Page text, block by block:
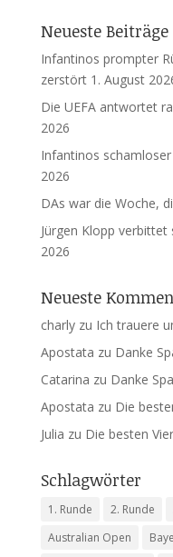
Neueste Beiträge
Infantinos prompter
zerstört 1. August
Die UEFA antwortet
2026
Infantinos
2026
DAs war die Woche,
Jürgen Klopp verbittet
2026
Neueste
charlyzu Ich trauere
Apostata zu Danke
Catarina zu Danke
Apostata zu Die
Julia zu Die besten
Schlagwörter
1. Runde 2. Runde
Australian Open